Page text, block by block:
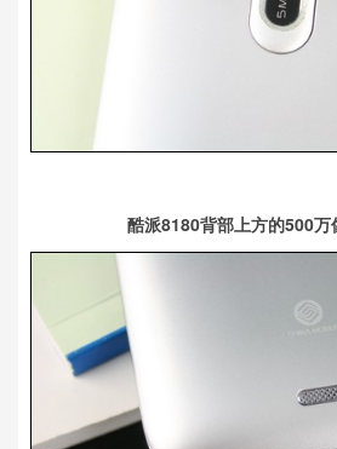
酷派8180背部上方的500万